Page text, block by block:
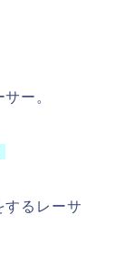
ー。
するレーサ